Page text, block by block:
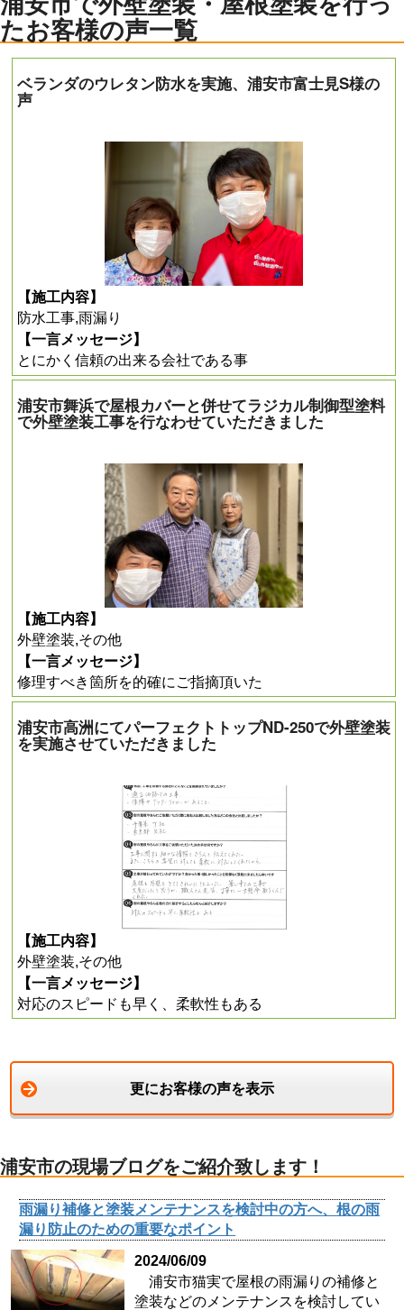
たお客様の声一覧
ベランダのウレタン防水を実施、浦安市富士見S様の
声
【施工内容】
防水工事,雨漏り
【一言メッセージ】
とにかく信頼の出来る会社である事
浦安市舞浜で屋根カバーと併せてラジカル制御型塗料
で外壁塗装工事を行なわせていただきました
【施工内容】
外壁塗装,その他
【一言メッセージ】
修理すべき箇所を的確にご指摘頂いた
浦安市高洲にてパーフェクトトップND-250で外壁塗装
を実施させていただきました
【施工内容】
外壁塗装,その他
【一言メッセージ】
対応のスピードも早く、柔軟性もある
更にお客様の声を表示
浦安市の現場ブログをご紹介致します！
雨漏り補修と塗装メンテナンスを検討中の方へ、根の雨
漏り防止のための重要なポイント
2024/06/09
浦安市猫実で屋根の雨漏りの補修と
塗装などのメンテナンスを検討してい